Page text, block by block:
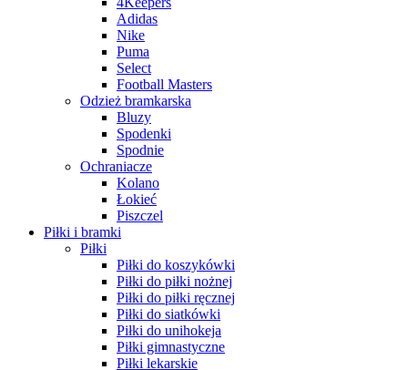
Adidas
Nike
Puma
Select
Football Masters
Odzież bramkarska
Bluzy
Spodenki
Spodnie
Ochraniacze
Kolano
Łokieć
Piszczel
Piłki i bramki
Piłki
Piłki do koszykówki
Piłki do piłki nożnej
Piłki do piłki ręcznej
Piłki do siatkówki
Piłki do unihokeja
Piłki gimnastyczne
Piłki lekarskie